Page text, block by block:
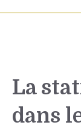
La
dans